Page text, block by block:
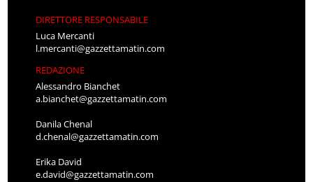
DIRETTORE RESPONSABILE
Luca Mercanti
l.mercanti@gazzettamatin.com
REDAZIONE
Alessandro Bianchet
a.bianchet@gazzettamatin.com
Danila Chenal
d.chenal@gazzettamatin.com
Erika David
e.david@gazzettamatin.com